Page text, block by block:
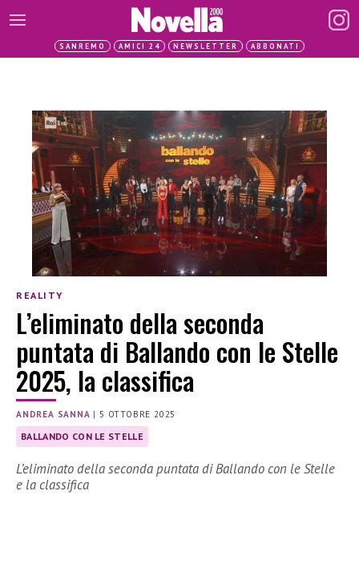
SANREMO AMICI 24 NEWSLETTER ABBONATI
REALITY
L’eliminato della seconda
puntata di Ballando con le Stelle
2025, la classifica
ANDREA SANNA |5 OTTOBRE 2025
BALLANDO CON LE STELLE
L’eliminato della seconda puntata di Ballando con le Stelle
e la classifica